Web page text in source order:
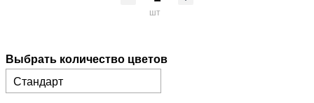
шт
Выбрать количество цветов
Стандарт